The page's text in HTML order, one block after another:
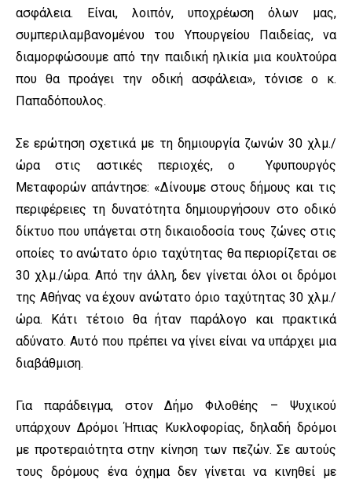
ασφάλεια. Είναι, λοιπόν, υποχρέωση όλων μας,
συμπεριλαμβανομένου του Υπουργείου Παιδείας, να
διαμορφώσουμε από την παιδική ηλικία μια κουλτούρα
που θα προάγει την οδική ασφάλεια», τόνισε ο κ.
Παπαδόπουλος.
Σε ερώτηση σχετικά με τη δημιουργία ζωνών 30 χλμ./
ώρα στις αστικές περιοχές, ο Υφυπουργός
Μεταφορών απάντησε: «Δίνουμε στους δήμους και τις
περιφέρειες τη δυνατότητα δημιουργήσουν στο οδικό
δίκτυο που υπάγεται στη δικαιοδοσία τους ζώνες στις
οποίες το ανώτατο όριο ταχύτητας θα περιορίζεται σε
30 χλμ./ώρα. Από την άλλη, δεν γίνεται όλοι οι δρόμοι
της Αθήνας να έχουν ανώτατο όριο ταχύτητας 30 χλμ./
ώρα. Κάτι τέτοιο θα ήταν παράλογο και πρακτικά
αδύνατο. Αυτό που πρέπει να γίνει είναι να υπάρχει μια
διαβάθμιση.
Για παράδειγμα, στον Δήμο Φιλοθέης – Ψυχικού
υπάρχουν Δρόμοι Ήπιας Κυκλοφορίας, δηλαδή δρόμοι
με προτεραιότητα στην κίνηση των πεζών. Σε αυτούς
τους δρόμους ένα όχημα δεν γίνεται να κινηθεί με